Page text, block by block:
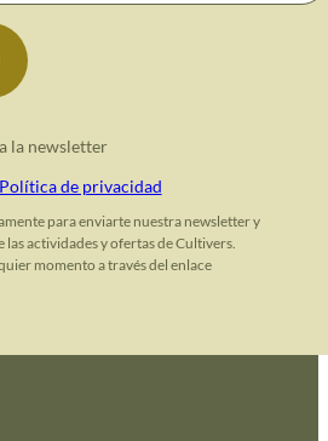
la newsletter
Política de privacidad
para enviarte nuestra newsletter y
actividades y ofertas de Cultivers.
momento a través del enlace